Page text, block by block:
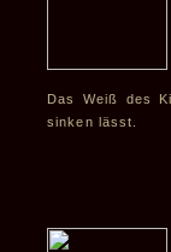
Das Weiß des
sinken lässt.